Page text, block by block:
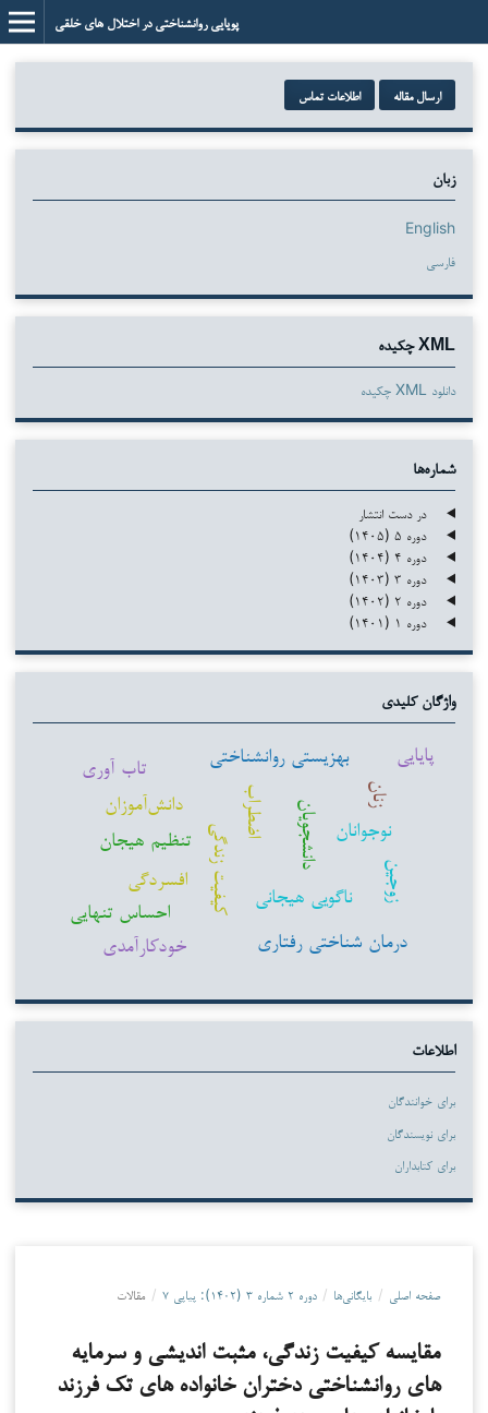
پویایی روانشناختی در اختلال های خلقی
ارسال مقاله اطلاعات تماس
زبان
English
فارسی
XML چکیده
دانلود XML چکیده
شماره‌ها
در دست انتشار
دوره ۵ (۱۴۰۵)
دوره ۴ (۱۴۰۴)
دوره ۳ (۱۴۰۳)
دوره ۲ (۱۴۰۲)
دوره ۱ (۱۴۰۱)
واژگان کلیدی
اضطراب دانشجویان کیفیت زندگی نوجوانان
افسردگی
بهزیستی روانشناختی
دانش‌آموزان
زنان
تنظیم هیجان
درمان شناختی رفتاری
ناگویی هیجانی
احساس تنهایی
زوجین
تاب آوری
خودکارآمدی
پایایی
اطلاعات
برای خوانندگان
برای نویسندگان
برای کتابداران
صفحه اصلی / بایگانی‌ها / دوره ۲ شماره ۳ (۱۴۰۲): پیاپی ۷ / مقالات
مقایسه کیفیت زندگی، مثبت اندیشی و سرمایه
های روانشناختی دختران خانواده های تک فرزند